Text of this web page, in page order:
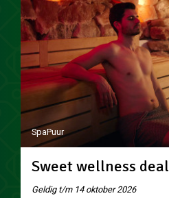
SpaPuur
Sweet wellness deal
Geldig t/m 14 oktober 2026